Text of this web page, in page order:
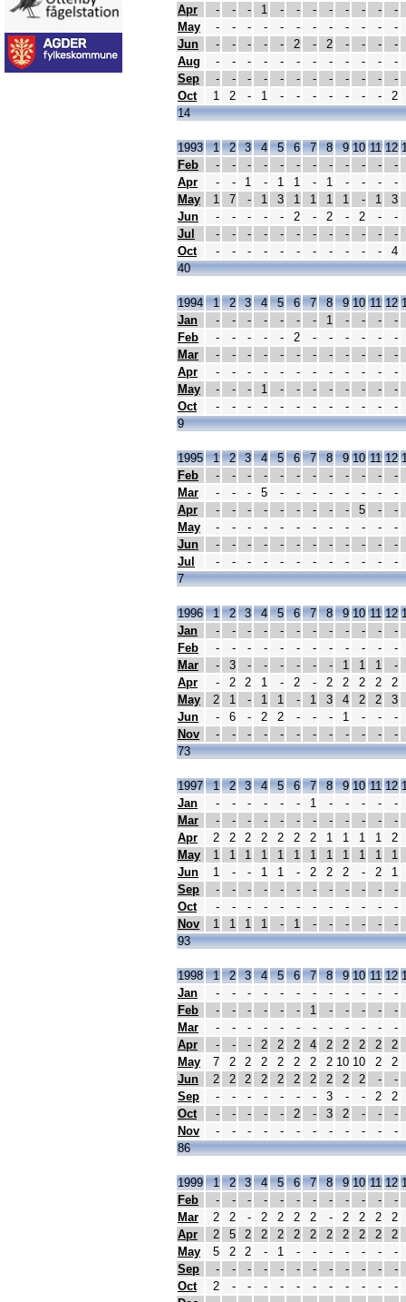
Apr
- - - 1 - - - - - - -
-
May
- - - - - - - - - - -
-
Jun
- - - - - 2 - 2 - - -
-
Aug
- - - - - - - - - - -
-
Sep
- - - - - - - - - - -
-
Oct
1 2 - 1 - - - - - - -
2
14
1993 1 2 3 4 5 6 7 8 9 10 11 12
Feb
- - - - - - - - - - -
-
Apr
- - 1 - 1 1 - 1 - - -
-
May
1 7 - 1 3 1 1 1 1 - 1
3
Jun
- - - - - 2 - 2 - 2 -
-
Jul
- - - - - - - - - - -
-
Oct
- - - - - - - - - - -
4
40
1994 1 2 3 4 5 6 7 8 9 10 11 12
Jan
- - - - - - - 1 - - -
-
Feb
- - - - - 2 - - - - -
-
Mar
- - - - - - - - - - -
-
Apr
- - - - - - - - - - -
-
May
- - - 1 - - - - - - -
-
Oct
- - - - - - - - - - -
-
9
1995 1 2 3 4 5 6 7 8 9 10 11 12
Feb
- - - - - - - - - - -
-
Mar
- - - 5 - - - - - - -
-
Apr
- - - - - - - - - 5 -
-
May
- - - - - - - - - - -
-
Jun
- - - - - - - - - - -
-
Jul
- - - - - - - - - - -
-
7
1996 1 2 3 4 5 6 7 8 9 10 11 12
Jan
- - - - - - - - - - -
-
Feb
- - - - - - - - - - -
-
Mar
- 3 - - - - - - 1 1 1
-
Apr
- 2 2 1 - 2 - 2 2 2 2
2
May
2 1 - 1 1 - 1 3 4 2 2
3
Jun
- 6 - 2 2 - - - 1 - -
-
Nov
- - - - - - - - - - -
-
73
1997 1 2 3 4 5 6 7 8 9 10 11 12
Jan
- - - - - - 1 - - - -
-
Mar
- - - - - - - - - - -
-
Apr
2 2 2 2 2 2 2 1 1 1 1
2
May
1 1 1 1 1 1 1 1 1 1 1
1
Jun
1 - - 1 1 - 2 2 2 - 2
1
Sep
- - - - - - - - - - -
-
Oct
- - - - - - - - - - -
-
Nov
1 1 1 1 - 1 - - - - -
-
93
1998 1 2 3 4 5 6 7 8 9 10 11 12
Jan
- - - - - - - - - - -
-
Feb
- - - - - - 1 - - - -
-
Mar
- - - - - - - - - - -
-
Apr
- - - 2 2 2 4 2 2 2 2
2
May
7 2 2 2 2 2 2 2 10 10 2
2
Jun
2 2 2 2 2 2 2 2 2 2 -
-
Sep
- - - - - - - 3 - - 2
2
Oct
- - - - - 2 - 3 2 - -
-
Nov
- - - - - - - - - - -
-
86
1999 1 2 3 4 5 6 7 8 9 10 11 12
Feb
- - - - - - - - - - -
-
Mar
2 2 - 2 2 2 2 - 2 2 2
2
Apr
2 5 2 2 2 2 2 2 2 2 2
2
May
5 2 2 - 1 - - - - - -
-
Sep
- - - - - - - - - - -
-
Oct
2 - - - - - - - - - -
-